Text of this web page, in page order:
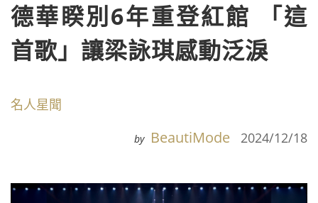
德華睽別6年重登紅館 「這
首歌」讓梁詠琪感動泛淚
名人星聞
by BeautiMode 2024/12/18